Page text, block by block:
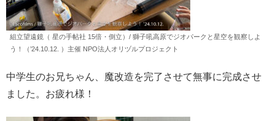
組立望遠鏡（ 星の手帖社 15倍・倒立）/ 獅子吼高原でジオパークと星空を観察しよ
う！（’24.10.12. ）主催 NPO法人オリヅルプロジェクト
中学生のお兄ちゃん、魔改造を完了させて無事に完成させ
ました。お疲れ様！